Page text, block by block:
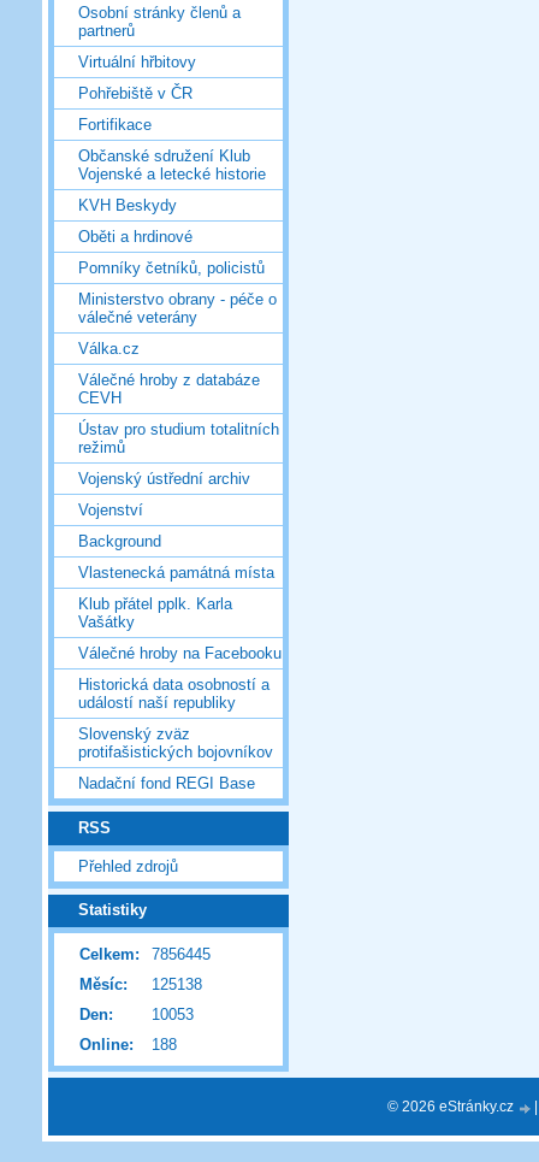
Osobní stránky členů a
partnerů
Virtuální hřbitovy
Pohřebiště v ČR
Fortifikace
Občanské sdružení Klub
Vojenské a letecké historie
KVH Beskydy
Oběti a hrdinové
Pomníky četníků, policistů
Ministerstvo obrany - péče o
válečné veterány
Válka.cz
Válečné hroby z databáze
CEVH
Ústav pro studium totalitních
režimů
Vojenský ústřední archiv
Vojenství
Background
Vlastenecká památná místa
Klub přátel pplk. Karla
Vašátky
Válečné hroby na Facebooku
Historická data osobností a
událostí naší republiky
Slovenský zväz
protifašistických bojovníkov
Nadační fond REGI Base
RSS
Přehled zdrojů
Statistiky
Online: 188
Celkem:
7856445
Měsíc:
125138
Den:
10053
© 2026 eStránky.cz